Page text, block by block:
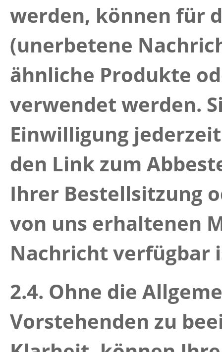
werden, können für
(unerbetene
ähnliche Produkte
verwendet werden.
Einwilligung
den Link zum
Ihrer Bestellsitzung
von uns erhaltenen
Nachricht verfügbar
2.4. Ohne die
Vorstehenden zu